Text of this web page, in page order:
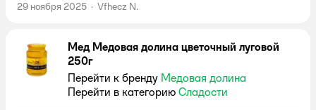
29 ноября 2025 · Vfhecz N.
Мед Медовая долина цветочный луговой
250г
Перейти к бренду Медовая долина
Перейти в категорию Сладости